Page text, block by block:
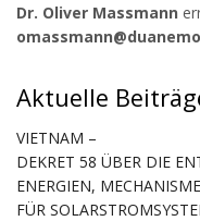
Dr. Oliver Massmann
Aktuelle
VIETNAM –
DEKRET 58 ÜBER DIE
ENERGIEN,
FÜR